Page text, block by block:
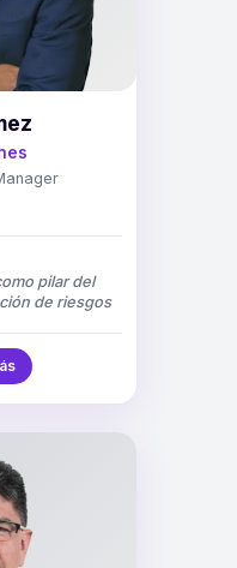
pilar del
de riesgos